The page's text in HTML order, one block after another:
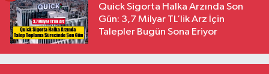
Quick Sigorta Halka Arzında Son
Gün: 3,7 Milyar TL’lik Arz İçin
Talepler Bugün Sona Eriyor